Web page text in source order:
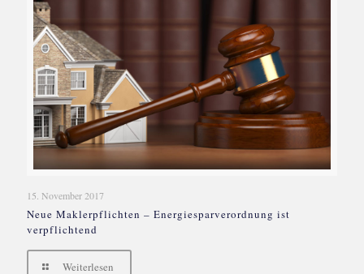
15. November 2017
Neue Maklerpflichten – Energiesparverordnung ist
verpflichtend
Weiterlesen